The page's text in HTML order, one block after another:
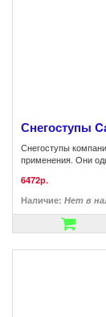
Снегоступы
Снегоступы
применения. Они
6472р.
Наличие: Нет в